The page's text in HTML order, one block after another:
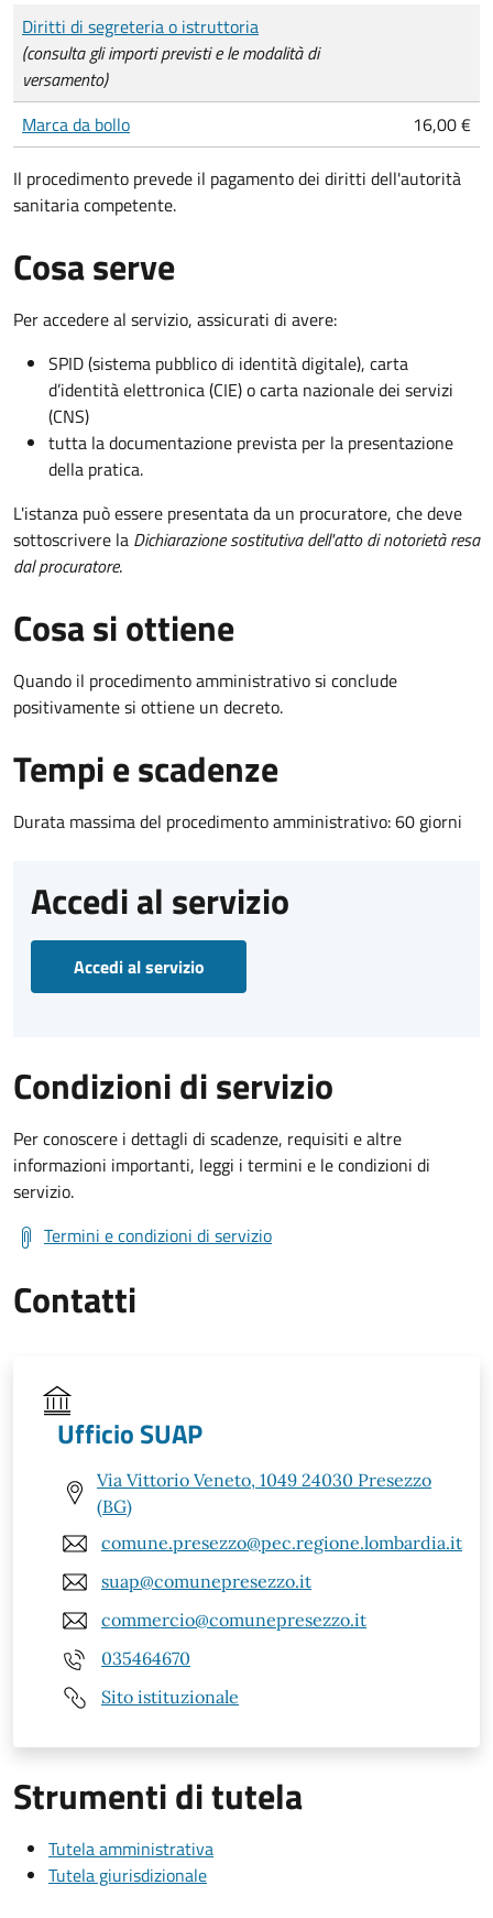
Tipo di pagamento
Importo
Diritti di segreteria o istruttoria
(consulta gli importi previsti e le modalità di
versamento)
Marca da bollo
16,00 €
Il procedimento prevede il pagamento dei diritti dell'autorità
sanitaria competente.
Cosa serve
Per accedere al servizio, assicurati di avere:
SPID (sistema pubblico di identità digitale), carta
d’identità elettronica (CIE) o carta nazionale dei servizi
(CNS)
tutta la documentazione prevista per la presentazione
della pratica.
L'istanza può essere presentata da un procuratore, che deve
sottoscrivere la Dichiarazione sostitutiva dell'atto di notorietà resa
dal procuratore.
Cosa si ottiene
Quando il procedimento amministrativo si conclude
positivamente si ottiene un decreto.
Tempi e scadenze
Durata massima del procedimento amministrativo: 60 giorni
Accedi al servizio
Accedi al servizio
Condizioni di servizio
Per conoscere i dettagli di scadenze, requisiti e altre
informazioni importanti, leggi i termini e le condizioni di
servizio.
Termini e condizioni di servizio
Contatti
Ufficio SUAP
Via Vittorio Veneto, 1049 24030 Presezzo
(BG)
comune.presezzo@pec.regione.lombardia.it
suap@comunepresezzo.it
commercio@comunepresezzo.it
035464670
Sito istituzionale
Strumenti di tutela
Tutela amministrativa
Tutela giurisdizionale